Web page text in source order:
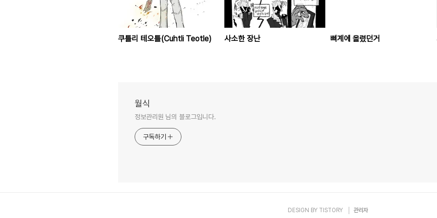
쿠틀리 테오틀(Cuhtli Teotle) 사소한 장난 삐계에 올렸던거
월식
정보관리원 님의 블로그입니다.
구독하기
DESIGN BY TISTORY 관리자